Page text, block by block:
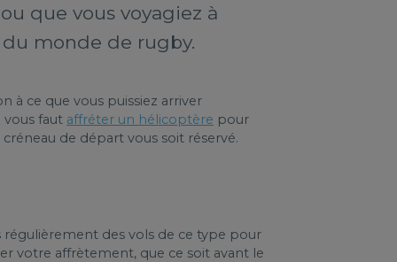
que vous voyagiez à
du monde de rugby.
à ce que vous puissiez arriver
vous faut affréter un hélicoptère pour
de départ vous soit réservé.
régulièrement des vols de ce type pour
votre affrètement, que ce soit avant le